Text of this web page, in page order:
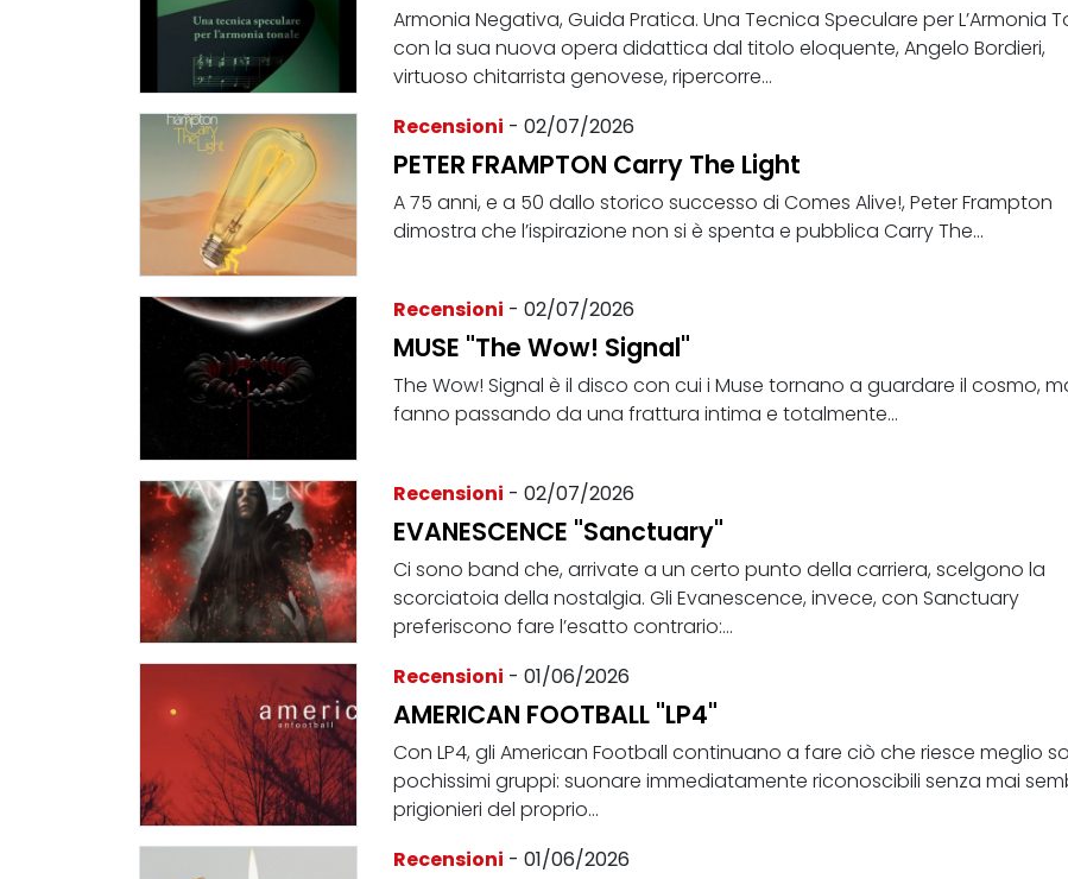
Armonia Negativa, Guida Pratica. Una Tecnica Speculare per L’Armonia
con la sua nuova opera didattica dal titolo eloquente, Angelo Bordieri,
virtuoso chitarrista genovese, ripercorre...
Recensioni - 02/07/2026
PETER FRAMPTON Carry The Light
A 75 anni, e a 50 dallo storico successo di Comes Alive!, Peter Frampton
dimostra che l’ispirazione non si è spenta e pubblica Carry The...
Recensioni - 02/07/2026
MUSE "The Wow! Signal"
The Wow! Signal è il disco con cui i Muse tornano a guardare il cosmo,
fanno passando da una frattura intima e totalmente...
Recensioni - 02/07/2026
EVANESCENCE "Sanctuary"
Ci sono band che, arrivate a un certo punto della carriera, scelgono la
scorciatoia della nostalgia. Gli Evanescence, invece, con Sanctuary
preferiscono fare l’esatto contrario:...
Recensioni - 01/06/2026
AMERICAN FOOTBALL "LP4"
Con LP4, gli American Football continuano a fare ciò che riesce meglio
pochissimi gruppi: suonare immediatamente riconoscibili senza mai
prigionieri del proprio...
Recensioni - 01/06/2026